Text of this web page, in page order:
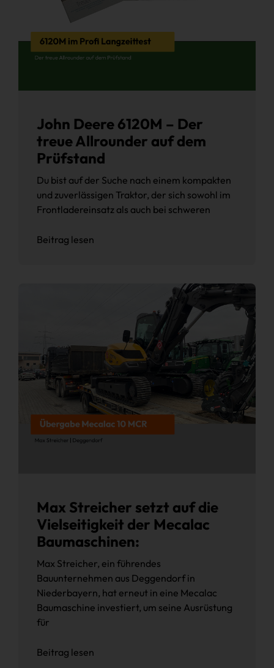
John Deere 6120M – Der
treue Allrounder auf dem
Prüfstand
Du bist auf der Suche nach einem kompakten
und zuverlässigen Traktor, der sich sowohl im
Frontladereinsatz als auch bei schweren
Beitrag lesen
Max Streicher setzt auf die
Vielseitigkeit der Mecalac
Baumaschinen:
Max Streicher, ein führendes
Bauunternehmen aus Deggendorf in
Niederbayern, hat erneut in eine Mecalac
Baumaschine investiert, um seine Ausrüstung
für
Beitrag lesen